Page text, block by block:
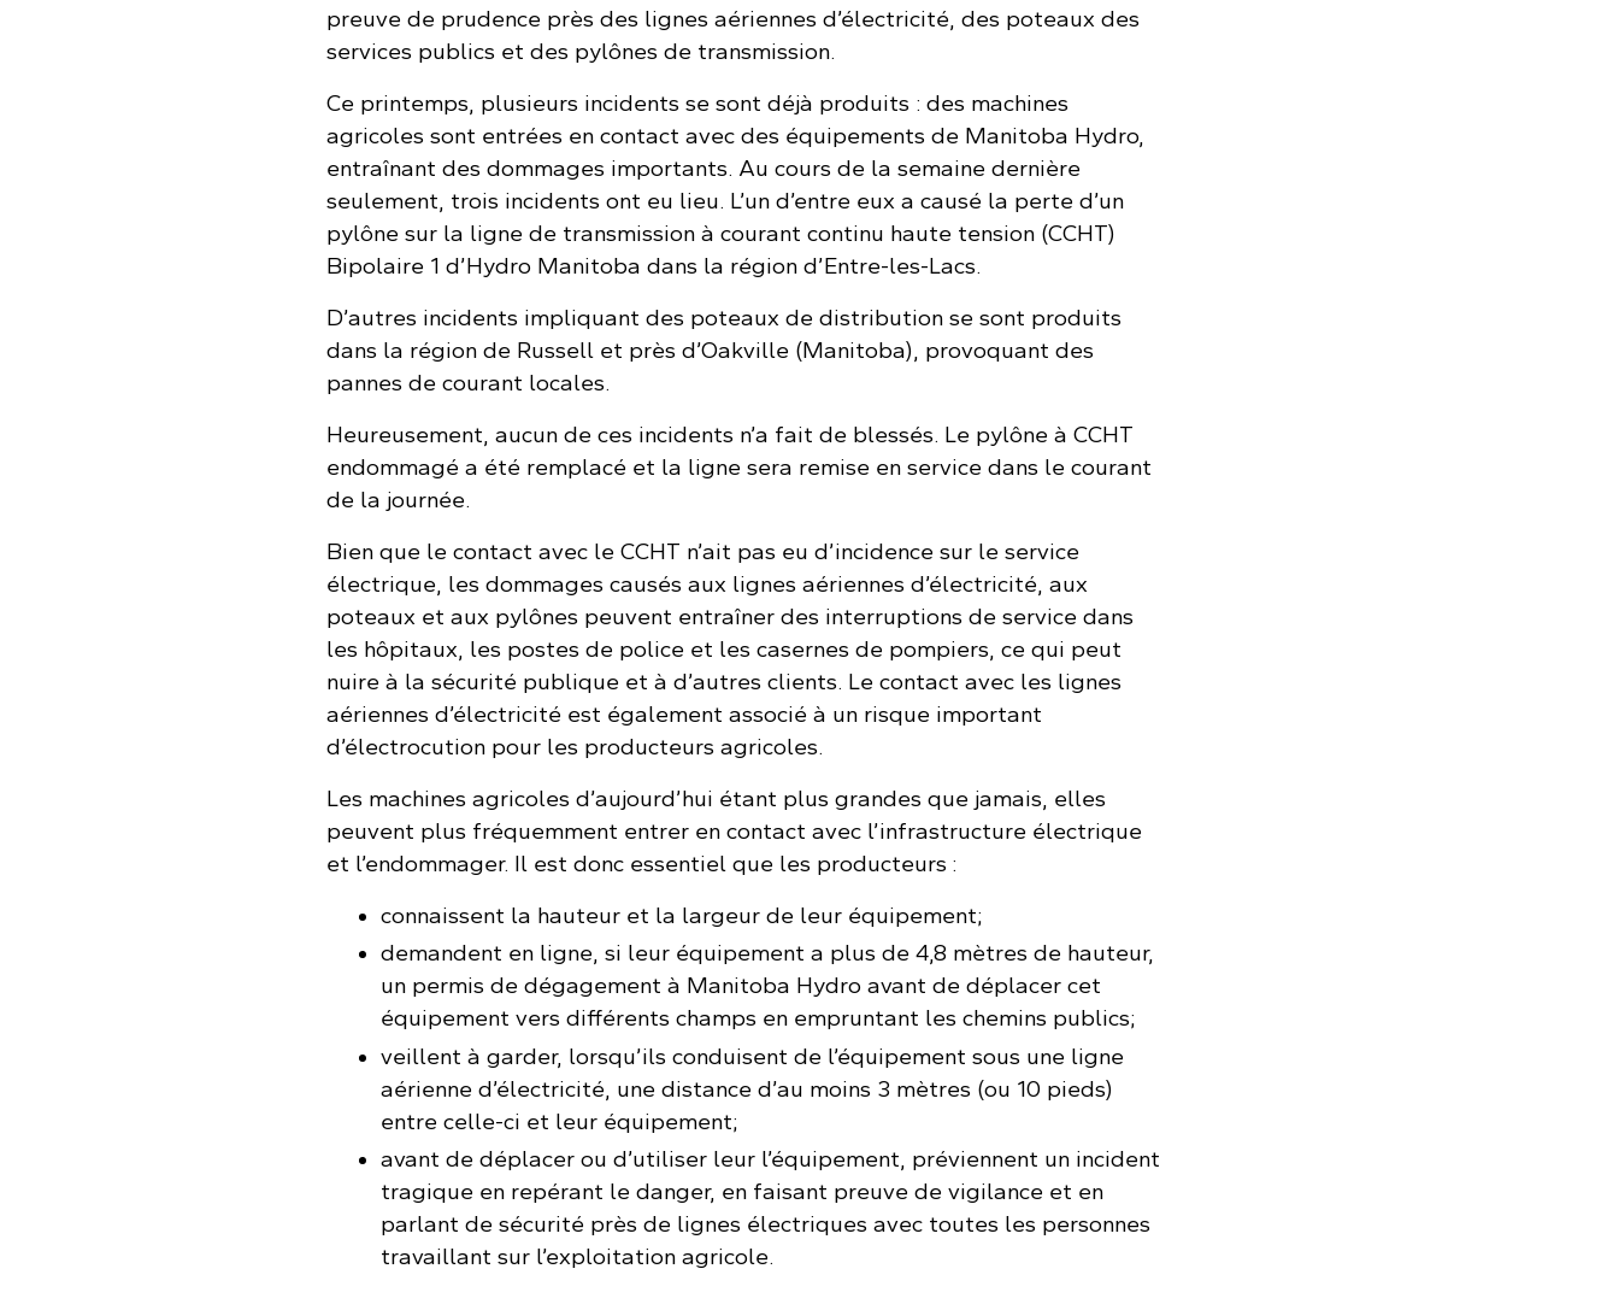
preuve de prudence près des lignes aériennes d’électricité, des poteaux des
services publics et des pylônes de transmission.
Ce printemps, plusieurs incidents se sont déjà produits : des machines
agricoles sont entrées en contact avec des équipements de Manitoba Hydro,
entraînant des dommages importants. Au cours de la semaine dernière
seulement, trois incidents ont eu lieu. L’un d’entre eux a causé la perte d’un
pylône sur la ligne de transmission à courant continu haute tension (CCHT)
Bipolaire 1 d’Hydro Manitoba dans la région d’Entre-les-Lacs.
D’autres incidents impliquant des poteaux de distribution se sont produits
dans la région de Russell et près d’Oakville (Manitoba), provoquant des
pannes de courant locales.
Heureusement, aucun de ces incidents n’a fait de blessés. Le pylône à CCHT
endommagé a été remplacé et la ligne sera remise en service dans le courant
de la journée.
Bien que le contact avec le CCHT n’ait pas eu d’incidence sur le service
électrique, les dommages causés aux lignes aériennes d’électricité, aux
poteaux et aux pylônes peuvent entraîner des interruptions de service dans
les hôpitaux, les postes de police et les casernes de pompiers, ce qui peut
nuire à la sécurité publique et à d’autres clients. Le contact avec les lignes
aériennes d’électricité est également associé à un risque important
d’électrocution pour les producteurs agricoles.
Les machines agricoles d’aujourd’hui étant plus grandes que jamais, elles
peuvent plus fréquemment entrer en contact avec l’infrastructure électrique
et l’endommager. Il est donc essentiel que les producteurs :
connaissent la hauteur et la largeur de leur équipement;
demandent en ligne, si leur équipement a plus de 4,8 mètres de hauteur,
un permis de dégagement à Manitoba Hydro avant de déplacer cet
équipement vers différents champs en empruntant les chemins publics;
veillent à garder, lorsqu’ils conduisent de l’équipement sous une ligne
aérienne d’électricité, une distance d’au moins 3 mètres (ou 10 pieds)
entre celle-ci et leur équipement;
avant de déplacer ou d’utiliser leur l’équipement, préviennent un incident
tragique en repérant le danger, en faisant preuve de vigilance et en
parlant de sécurité près de lignes électriques avec toutes les personnes
travaillant sur l’exploitation agricole.